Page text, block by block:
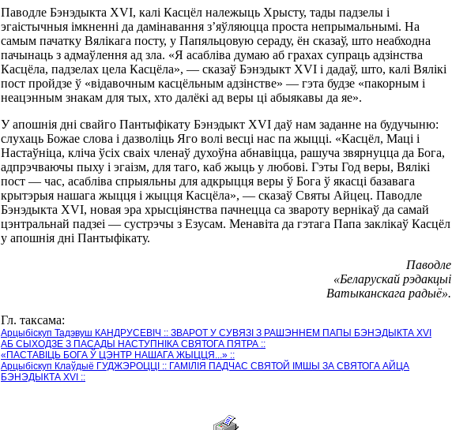
Паводле Бэнэдыкта XVI, калі Касцёл належыць Хрысту, тады падзелы і
эгаістычныя імкненні да дамінавання з’яўляюцца проста непрымальнымі. На
самым пачатку Вялікага посту, у Папяльцовую сераду, ён сказаў, што неабходна
пачынаць з адмаўлення ад зла. «Я асабліва думаю аб грахах супраць адзінства
Касцёла, падзелах цела Касцёла», — сказаў Бэнэдыкт XVI і дадаў, што, калі Вялікі
пост пройдзе ў «відавочным касцёльным адзінстве» — гэта будзе «пакорным і
неацэнным знакам для тых, хто далёкі ад веры ці абыякавы да яе».
У апошнія дні свайго Пантыфікату Бэнэдыкт XVI даў нам заданне на будучыню:
слухаць Божае слова і дазволіць Яго волі весці нас па жыцці. «Касцёл, Маці і
Настаўніца, кліча ўсіх сваіх членаў духоўна абнавіцца, рашуча звярнуцца да Бога,
адпрэчваючы пыху і эгаізм, для таго, каб жыць у любові. Гэты Год веры, Вялікі
пост — час, асабліва спрыяльны для адкрыцця веры ў Бога ў якасці базавага
крытэрыя нашага жыцця і жыцця Касцёла», — сказаў Святы Айцец. Паводле
Бэнэдыкта XVI, новая эра хрысціянства пачнецца са звароту вернікаў да самай
цэнтральнай падзеі — сустрэчы з Езусам. Менавіта да гэтага Папа заклікаў Касцёл
у апошнія дні Пантыфікату.
Паводле
«Беларускай рэдакцыі
Ватыканскага радыё».
Гл. таксама:
Арцыбіскуп Тадэвуш КАНДРУСЕВІЧ :: ЗВАРОТ У СУВЯЗІ З РАШЭННЕМ ПАПЫ БЭНЭДЫКТА XVI
АБ СЫХОДЗЕ З ПАСАДЫ НАСТУПНІКА СВЯТОГА ПЯТРА ::
«ПАСТАВІЦЬ БОГА Ў ЦЭНТР НАШАГА ЖЫЦЦЯ...» ::
Арцыбіскуп Клаўдыё ГУДЖЭРОЦЦІ :: ГАМІЛІЯ ПАДЧАС СВЯТОЙ ІМШЫ ЗА СВЯТОГА АЙЦА
БЭНЭДЫКТА XVI ::